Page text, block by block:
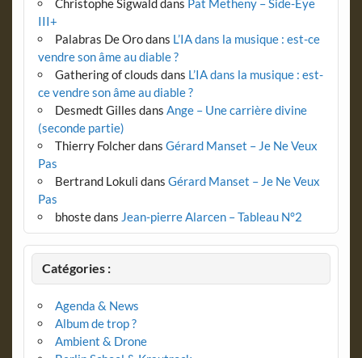
Christophe Sigwalddans Pat Metheny – Side-Eye
III+
Palabras De Orodans L’IA dans la musique : est-ce
vendre son âme au diable ?
Gathering of clouds dans L’IA dans la musique : est-
ce vendre son âme au diable ?
Desmedt Gilles dans Ange – Une carrière divine
(seconde partie)
Thierry Folcherdans Gérard Manset – Je Ne Veux
Pas
Bertrand Lokuli dans Gérard Manset – Je Ne Veux
Pas
bhostedans Jean-pierre Alarcen – Tableau N°2
Catégories :
Agenda & News
Album de trop ?
Ambient & Drone